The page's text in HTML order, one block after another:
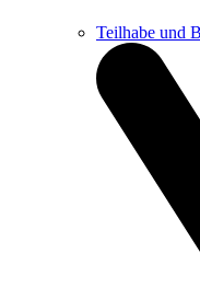
Teilhabe und